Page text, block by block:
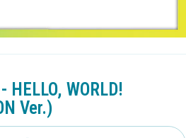
HELLO, WORLD!
Ver.)